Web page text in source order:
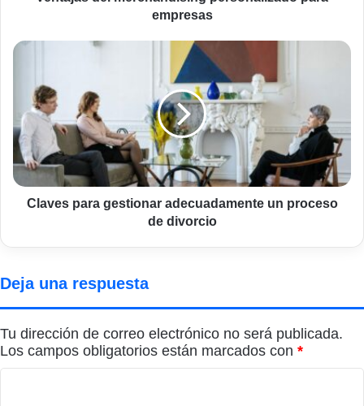
empresas
Claves
gestionar
adecuadamente
un
proceso
de
divorcio
Claves para gestionar adecuadamente un proceso
de divorcio
Deja una respuesta
Tu dirección de correo electrónico no será publicada.
Los campos obligatorios están marcados con *